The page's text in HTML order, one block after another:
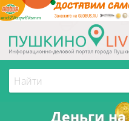
erid:2Vtzqw6Vsmm
Деньги